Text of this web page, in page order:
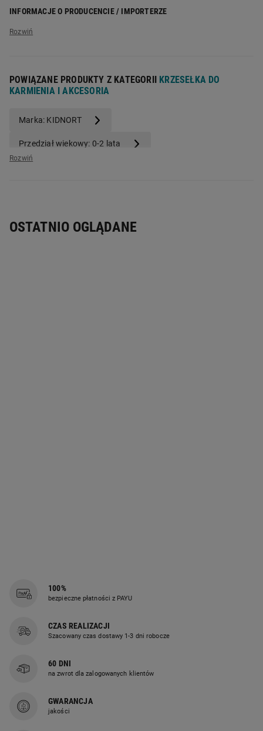
silikon medyczny i PU bez BPA, ftalanów i PVC
dorosłej.
INFORMACJE O PRODUCENCIE / IMPORTERZE
Nazwa producenta:
POWIĄZANE PRODUKTY Z KATEGORII KRZESEŁKA DO
KARMIENIA I AKCESORIA
Marka: KIDNORT
Przedział wiekowy: 0-2 lata
OSTATNIO OGLĄDANE
100%
bezpieczne płatności z PAYU
CZAS REALIZACJI
Szacowany czas dostawy 1-3 dni robocze
60 DNI
na zwrot dla zalogowanych klientów
GWARANCJA
jakości